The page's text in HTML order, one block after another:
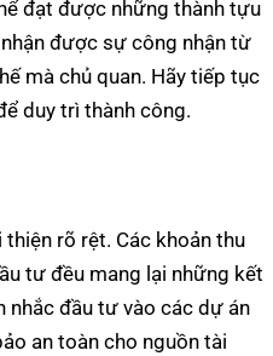
đạt được những thành tựu
được sự công nhận từ
mà chủ quan. Hãy tiếp tục
duy trì thành công.
rõ rệt. Các khoản thu
tư đều mang lại những kết
nhắc đầu tư vào các dự án
an toàn cho nguồn tài